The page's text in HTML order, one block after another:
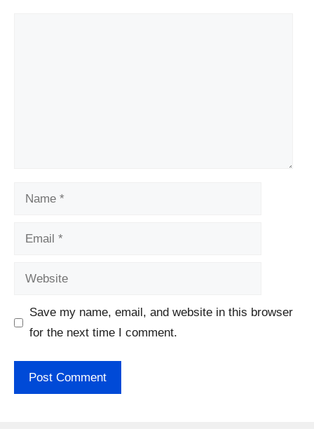
Name
Email
Website
Save my name, email, and website in this browser
for the next time I comment.